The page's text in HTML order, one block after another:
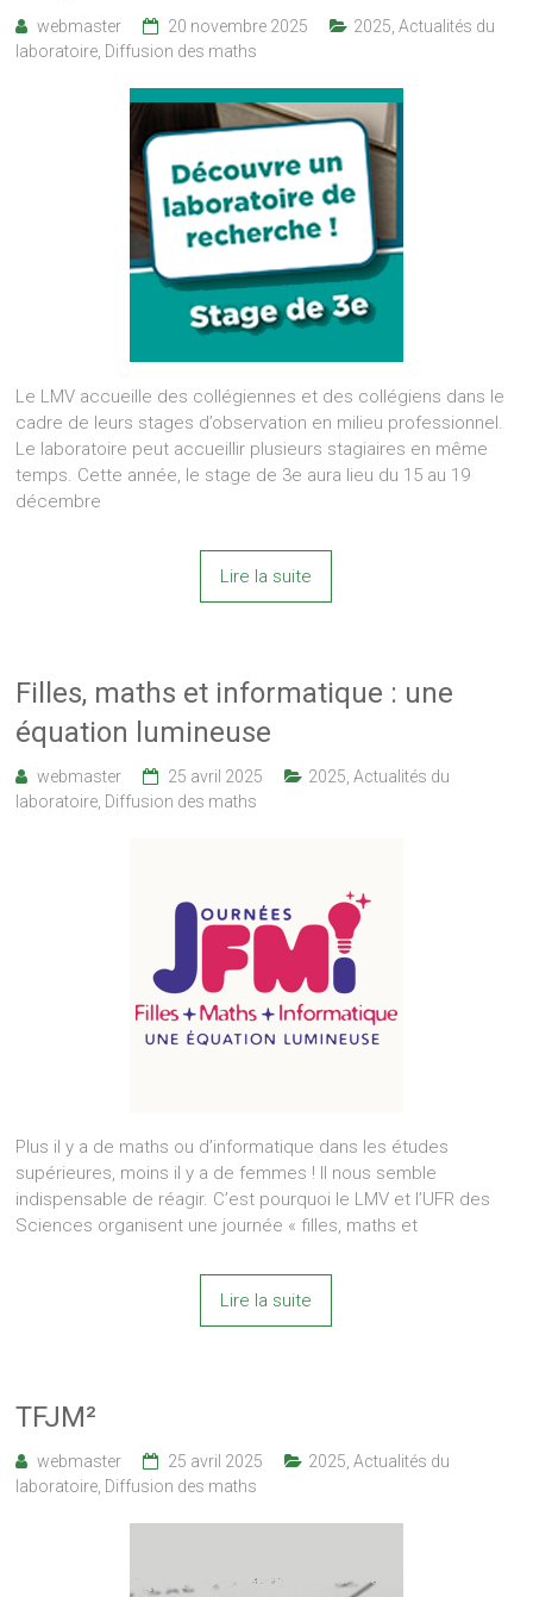
webmaster 20 novembre 2025 2025 ,Actualités du
laboratoire Diffusion des maths
Le LMV accueille des collégiennes et des collégiens dans le
cadre de leurs stages d’observation en milieu professionnel.
Le laboratoire peut accueillir plusieurs stagiaires en même
temps. Cette année, le stage de 3e aura lieu du 15 au 19
décembre
Lire la suite
Filles, maths et informatique : une
équation lumineuse
webmaster 25 avril 2025 2025 ,Actualités du
laboratoire Diffusion des maths
Plus il y a de maths ou d’informatique dans les études
supérieures, moins il y a de femmes ! Il nous semble
indispensable de réagir. C’est pourquoi le LMV et l’UFR des
Sciences organisent une journée « filles, maths et
Lire la suite
TFJM²
webmaster 25 avril 2025 2025 ,Actualités du
laboratoire Diffusion des maths